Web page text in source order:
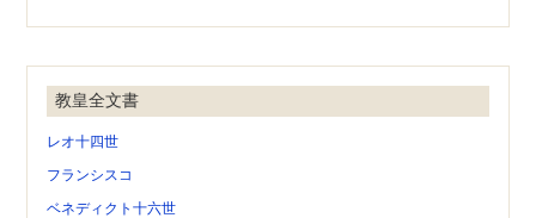
教皇全文書
レオ十四世
フランシスコ
ベネディクト十六世